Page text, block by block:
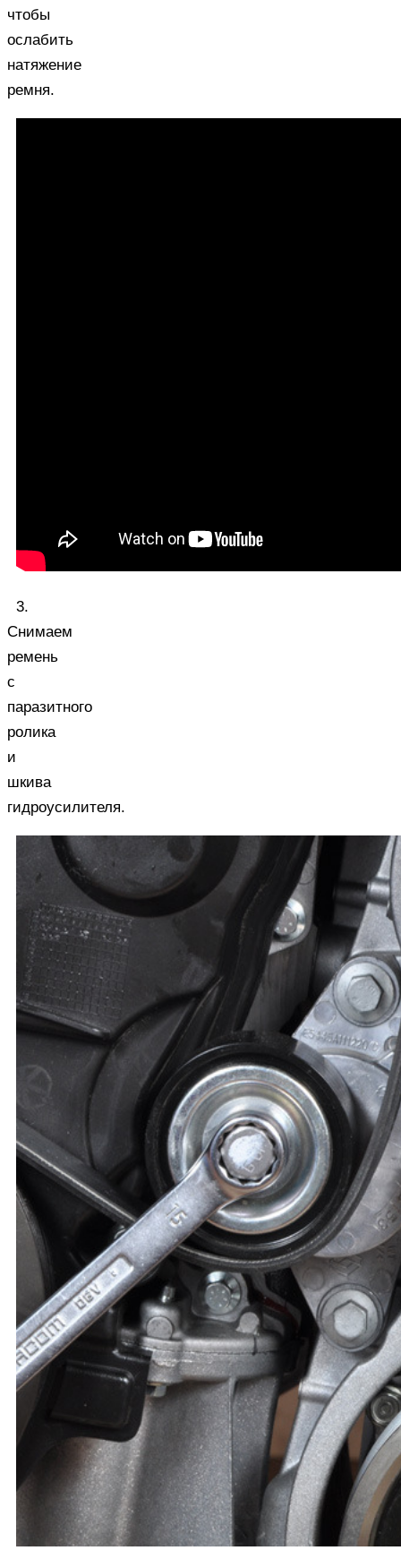
чтобы
ослабить
натяжение
ремня.
3.
Снимаем
ремень
с
паразитного
ролика
и
шкива
гидроусилителя.